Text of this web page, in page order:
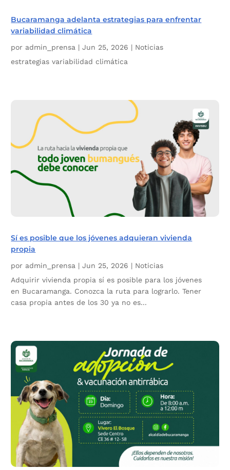
Bucaramanga adelanta estrategias para enfrentar
variabilidad climática
por admin_prensa |Jun 25, 2026 | Noticias
estrategias variabilidad climática
Sí es posible que los jóvenes adquieran vivienda
propia
por admin_prensa |Jun 25, 2026 | Noticias
Adquirir vivienda propia sí es posible para los jóvenes
en Bucaramanga. Conozca la ruta para lograrlo. Tener
casa propia antes de los 30 ya no es...